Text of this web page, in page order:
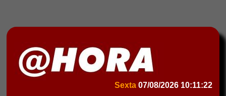
Sexta 07/08/2026 10:11:22